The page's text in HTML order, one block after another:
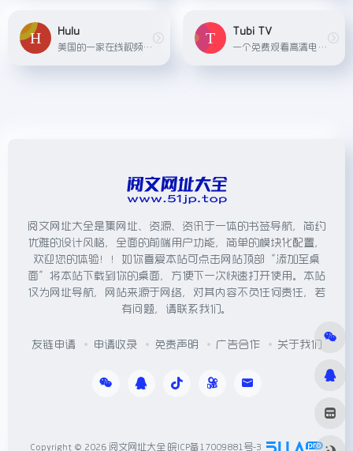
Hulu
美国的一家在线视频流媒体服务，提供最新电视剧和电影。
Tubi TV
一个免费观看高清电影和电视剧的流媒体服务平台 ，其内容来自于各大制片公司和电视台 。
阅文网址大全是集网址、资源、资讯于一体的书签导航，简约
优雅的设计风格，全面的前端用户功能，简单的模块化配置，
欢迎您的体验！！如你喜爱本站可点击网站顶部“添加至桌
面”将本站下载到你的桌面，方便下一次快速打开使用。本站
仅为网址导航，网站来源于网络，对其内容不负任何责任，若
有问题，请联系我们。
友链申请 申请收录 免责声明 广告合作 关于我们
Copyright © 2026 阅文网址大全 皖ICP备17009881号-3